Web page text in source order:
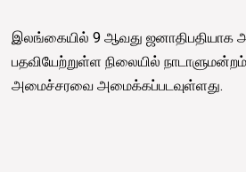
இலங்கையில் 9 ஆவது ஜனாதிபதியாக
பதவியேற்றுள்ள நிலையில்
அமைச்சரவை அமைக்கப்படவுள்ளது.